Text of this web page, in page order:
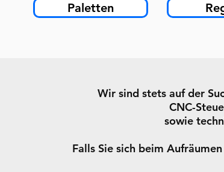
Paletten
Wir sind stets auf der
CNC-
sowie
Falls Sie sich beim